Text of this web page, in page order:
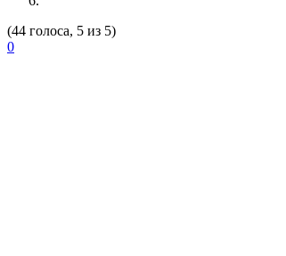
(44 голоса, 5 из 5)
0